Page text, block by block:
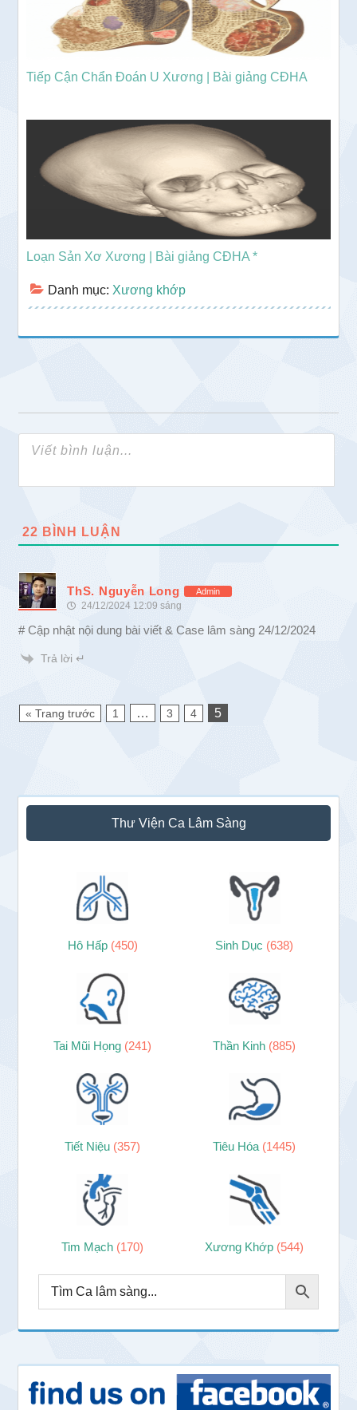
Tiếp Cận Chẩn Đoán U Xương | Bài giảng CĐHA
Loạn Sản Xơ Xương | Bài giảng CĐHA *
Danh mục: Xương khớp
22 BÌNH LUẬN
ThS. Nguyễn Long Admin
24/12/2024 12:09 sáng
# Cập nhật nội dung bài viết & Case lâm sàng 24/12/2024
Trả lời ↵
« Trang trước 1 … 3 4 5
Sidebar
chính
Thư Viện Ca Lâm Sàng
Hô Hấp (450) Sinh Dục (638)
Tai Mũi Họng (241) Thần Kinh (885)
Tiết Niệu (357) Tiêu Hóa (1445)
Tim Mạch (170) Xương Khớp (544)